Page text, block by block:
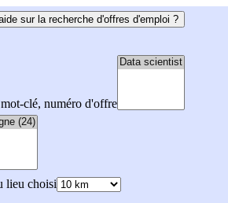
sur la recherche d'offres d'emploi ?
clé, numéro d'offre
lieu choisi